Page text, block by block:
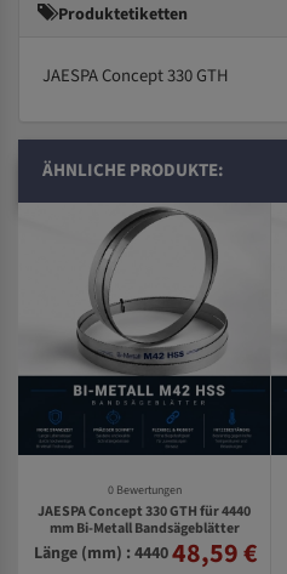
Produktetiketten
JAESPA Concept 330 GTH
ÄHNLICHE PRODUKTE:
0 Bewertungen
JAESPA Concept 330 GTH für 4440
mm Bi-Metall Bandsägeblätter
Länge (mm) : 444048,59 €